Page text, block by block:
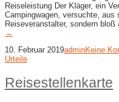
Reiseleistung Der Kläger, ein
Campingwagen, versuchte, aus
Reiseveranstalter, sondern
→
10. Februar 2019adminKeine
Urteile
Reisestellenkarte